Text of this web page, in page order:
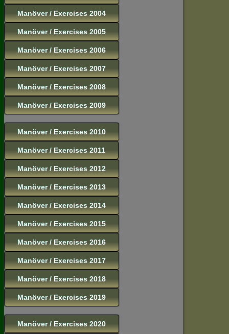
Manöver / Exercises 2004
Manöver / Exercises 2005
Manöver / Exercises 2006
Manöver / Exercises 2007
Manöver / Exercises 2008
Manöver / Exercises 2009
Manöver / Exercises 2010
Manöver / Exercises 2011
Manöver / Exercises 2012
Manöver / Exercises 2013
Manöver / Exercises 2014
Manöver / Exercises 2015
Manöver / Exercises 2016
Manöver / Exercises 2017
Manöver / Exercises 2018
Manöver / Exercises 2019
Manöver / Exercises 2020